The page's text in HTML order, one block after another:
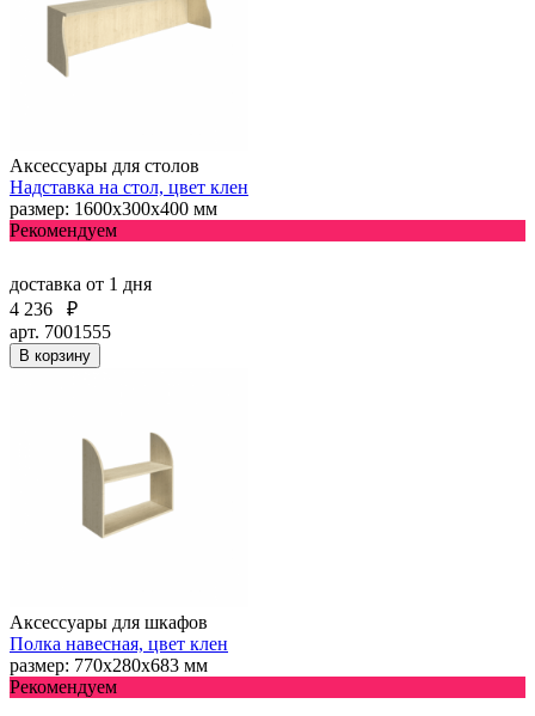
Аксессуары для столов
Надставка на стол, цвет клен
размер: 1600х300х400 мм
Рекомендуем
доставка от 1 дня
4 236
₽
арт. 7001555
В корзину
Аксессуары для шкафов
Полка навесная, цвет клен
размер: 770х280х683 мм
Рекомендуем